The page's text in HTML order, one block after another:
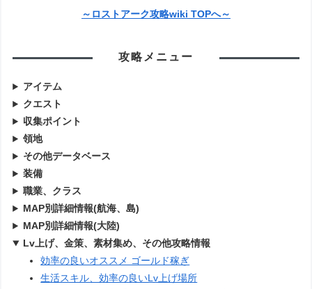
～ロストアーク攻略wiki TOPへ～
攻略メニュー
アイテム
クエスト
収集ポイント
領地
その他データベース
装備
職業、クラス
MAP別詳細情報(航海、島)
MAP別詳細情報(大陸)
Lv上げ、金策、素材集め、その他攻略情報
効率の良いオススメ ゴールド稼ぎ
生活スキル、効率の良いLv上げ場所